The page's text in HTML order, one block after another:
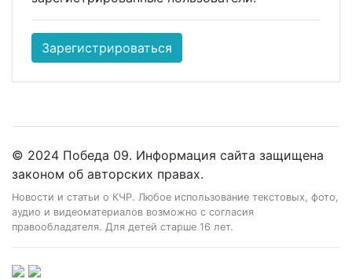
Зарегистрироваться
© 2024 Победа 09. Информация сайта защищена
законом об авторских правах.
Новости и статьи о КЧР. Любое использование текстовых, фото,
аудио и видеоматериалов возможно с согласия
правообладателя. Для детей старше 16 лет.